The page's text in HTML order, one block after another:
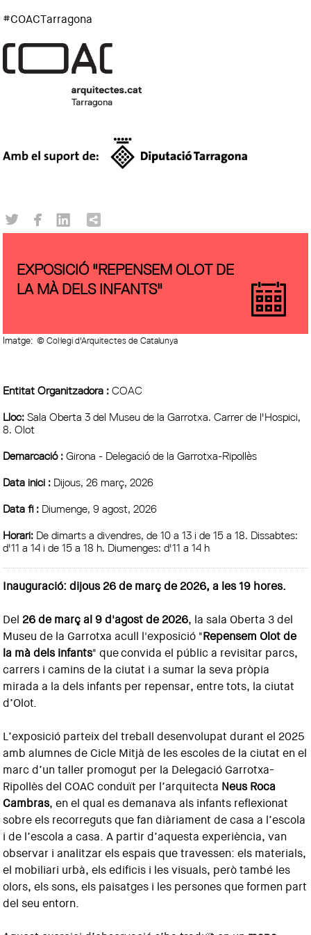
#COACTarragona
EXPOSICIÓ "REPENSEM OLOT DE
LA MÀ DELS INFANTS"
Imatge: © Col·legi d'Arquitectes de Catalunya
Entitat Organitzadora :COAC
Lloc:Sala Oberta 3 del Museu de la Garrotxa. Carrer de l'Hospici,
8. Olot
Demarcació :Girona - Delegació de la Garrotxa-Ripollès
Data inici : Dijous, 26 març, 2026
Data fi : Diumenge, 9 agost, 2026
Horari: De dimarts a divendres, de 10 a 13 i de 15 a 18. Dissabtes:
d'11 a 14 i de 15 a 18 h. Diumenges: d'11 a 14 h
Inauguració: dijous 26 de març de 2026, a les 19 hores.
Del 26 de març al 9 d'agost de 2026, la sala Oberta 3 del
Museu de la Garrotxa acull l'exposició "Repensem Olot de
la mà dels infants" que convida el públic a revisitar parcs,
carrers i camins de la ciutat i a sumar la seva pròpia
mirada a la dels infants per repensar, entre tots, la ciutat
d’Olot.
L’exposició parteix del treball desenvolupat durant el 2025
amb alumnes de Cicle Mitjà de les escoles de la ciutat en el
marc d’un taller promogut per la Delegació Garrotxa-
Ripollès del COAC conduït per l’arquitecta Neus Roca
Cambras, en el qual es demanava als infants reflexionat
sobre els recorreguts que fan diàriament de casa a l’escola
i de l’escola a casa. A partir d’aquesta experiència, van
observar i analitzar els espais que travessen: els materials,
el mobiliari urbà, els edificis i les visuals, però també les
olors, els sons, els paisatges i les persones que formen part
del seu entorn.